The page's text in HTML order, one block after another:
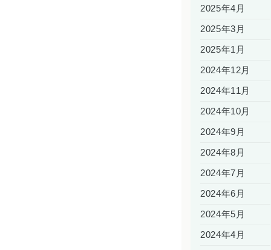
2025年4月
2025年3月
2025年1月
2024年12月
2024年11月
2024年10月
2024年9月
2024年8月
2024年7月
2024年6月
2024年5月
2024年4月